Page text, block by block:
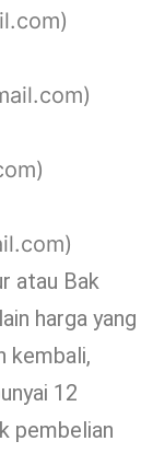
atau Bak
harga yang
kembali,
12
pembelian